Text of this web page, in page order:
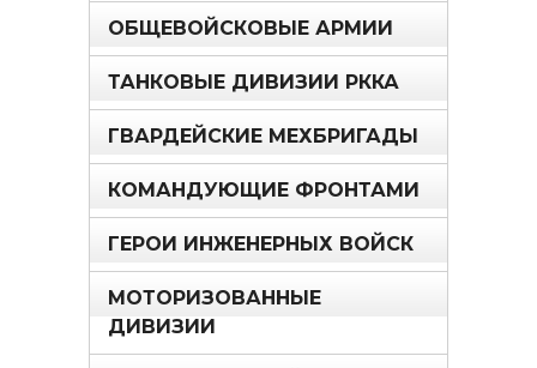
ОБЩЕВОЙСКОВЫЕ АРМИИ
ТАНКОВЫЕ ДИВИЗИИ РККА
ГВАРДЕЙСКИЕ МЕХБРИГАДЫ
КОМАНДУЮЩИЕ ФРОНТАМИ
ГЕРОИ ИНЖЕНЕРНЫХ ВОЙСК
МОТОРИЗОВАННЫЕ
ДИВИЗИИ